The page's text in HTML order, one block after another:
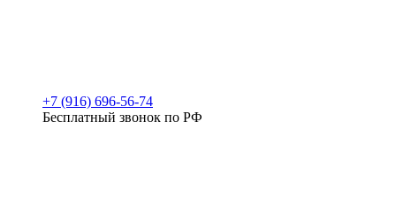
+7 (916) 696-56-74
Бесплатный звонок по РФ